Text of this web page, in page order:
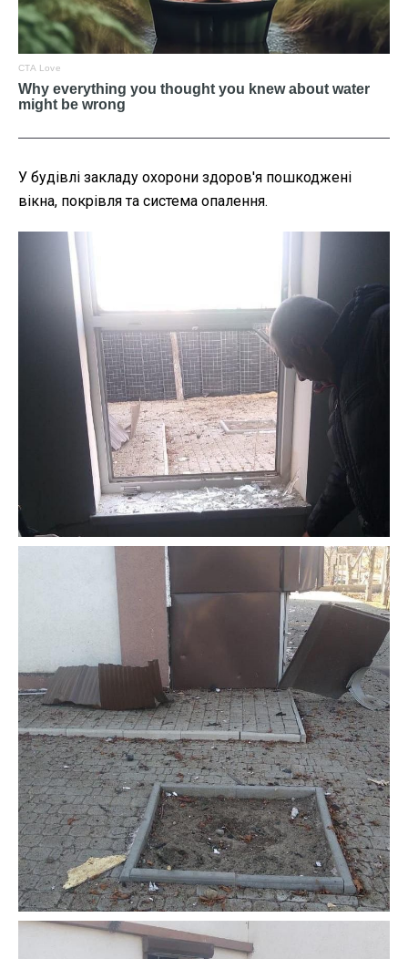
У будівлі закладу охорони здоров'я пошкоджені
вікна, покрівля та система опалення.